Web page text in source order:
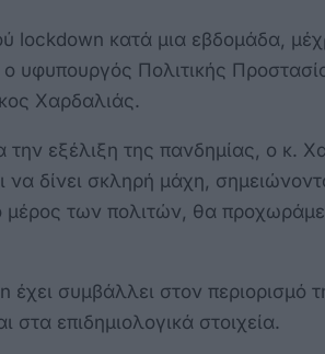
lockdown κατά μια εβδομάδα,
υφυπουργός Πολιτικής
Χαρδαλιάς.
την εξέλιξη της πανδημίας, ο κ.
δίνει σκληρή μάχη,
μέρος των πολιτών, θα
συμβάλλει στον περιορισμό
επιδημιολογικά στοιχεία.